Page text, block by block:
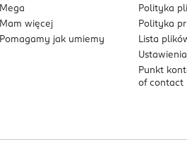
Mega
Mam więcej
Pomagamy jak umiemy
Polityka
Polityka
Lista
Punkt
of contact